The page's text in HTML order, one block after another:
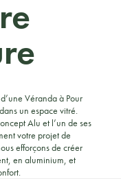
Véranda à Pour
un espace vitré.
Alu et l’un de ses
votre projet de
efforçons de créer
en aluminium, et